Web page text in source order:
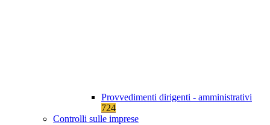
Provvedimenti dirigenti - amministrativi
724
Controlli sulle imprese